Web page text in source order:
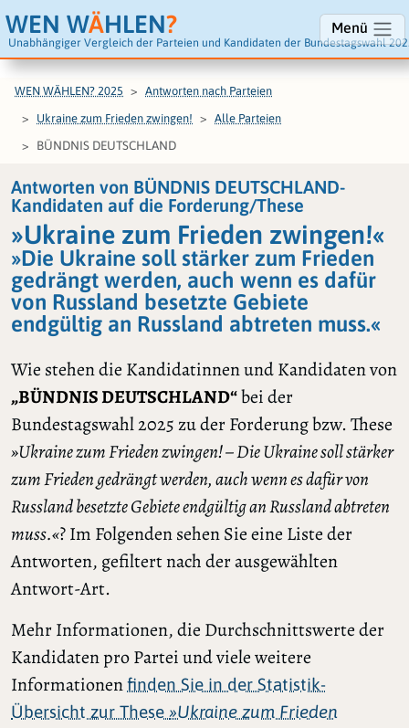
WEN WÄHLEN?
Unabhängiger Vergleich der Parteien und Kandidaten der Bundestagswahl
Menü
WEN WÄHLEN? 2025 Antworten nach Parteien
Ukraine zum Frieden zwingen! Alle Parteien
BÜNDNIS DEUTSCHLAND
Antworten von BÜNDNIS DEUTSCHLAND-
Kandidaten auf die Forderung/These
»Ukraine zum Frieden zwingen!«
»Die Ukraine soll stärker zum Frieden
gedrängt werden, auch wenn es dafür
von Russland besetzte Gebiete
endgültig an Russland abtreten muss.«
Wie stehen die Kandidatinnen und Kandidaten von
„BÜNDNIS DEUTSCHLAND“bei der
Bundestagswahl 2025 zu der Forderung bzw. These
»Ukraine zum Frieden zwingen! – Die Ukraine soll stärker
zum Frieden gedrängt werden, auch wenn es dafür von
Russland besetzte Gebiete endgültig an Russland abtreten
muss.«? Im Folgenden sehen Sie eine Liste der
Antworten, gefiltert nach der ausgewählten
Antwort-Art.
Mehr Informationen, die Durchschnittswerte der
Kandidaten pro Partei und viele weitere
Informationenfinden Sie in der Statistik-
Übersicht zur These »Ukraine zum Frieden